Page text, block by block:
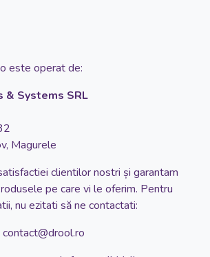
este operat de:
& Systems SRL
Magurele
clientilor nostri și garantam
pe care vi le oferim. Pentru
nu ezitati să ne contactati: